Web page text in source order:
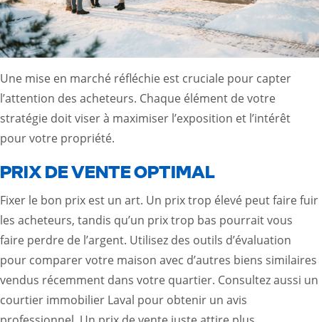
Une mise en marché réfléchie est cruciale pour capter
l’attention des acheteurs. Chaque élément de votre
stratégie doit viser à maximiser l’exposition et l’intérêt
pour votre propriété.
PRIX DE VENTE OPTIMAL
Fixer le bon prix est un art. Un prix trop élevé peut faire fuir
les acheteurs, tandis qu’un prix trop bas pourrait vous
faire perdre de l’argent. Utilisez des outils d’évaluation
pour comparer votre maison avec d’autres biens similaires
vendus récemment dans votre quartier. Consultez aussi un
courtier immobilier Laval pour obtenir un avis